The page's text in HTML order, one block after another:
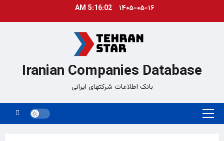
۱۴۰۵-۰۵-۱۶ 5:16:02 AM
Iranian Companies Database
بانک اطلاعات شرکتهای ایرانی
Primary